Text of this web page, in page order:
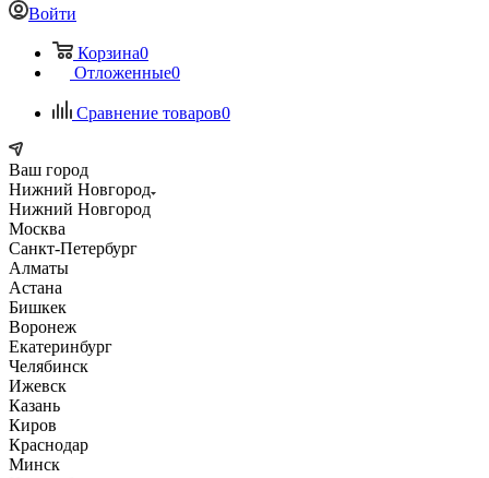
Войти
Корзина0
Отложенные0
Сравнение товаров0
Ваш город
Нижний Новгород
Нижний Новгород
Москва
Санкт-Петербург
Алматы
Астана
Бишкек
Воронеж
Екатеринбург
Челябинск
Ижевск
Казань
Киров
Краснодар
Минск